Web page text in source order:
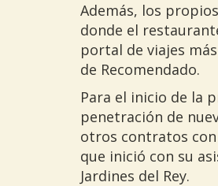
Además, los
donde el
portal de viajes
de Recomendado.
Para el inicio de la
penetración de
otros contratos con
que inició con su
Jardines del Rey.